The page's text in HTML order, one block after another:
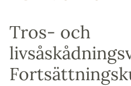
Tros- och